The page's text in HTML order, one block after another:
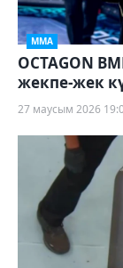
ММА
OCTAGON
жекпе-жек
27 маусым 2026